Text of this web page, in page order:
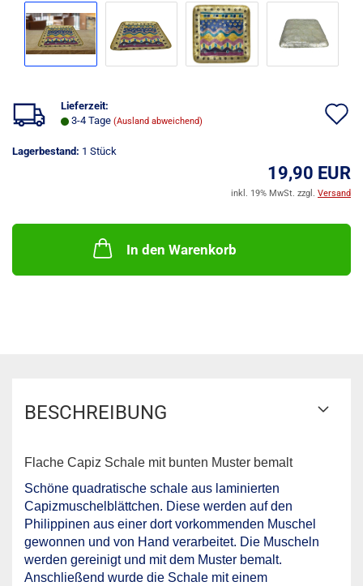
Lieferzeit:
3-4 Tage (Ausland abweichend)
Lagerbestand: 1 Stück
19,90 EUR
inkl. 19% MwSt. zzgl. Versand
In den Warenkorb
BESCHREIBUNG
Flache Capiz Schale mit bunten Muster bemalt
Schöne quadratische schale aus laminierten
Capizmuschelblättchen. Diese werden auf den
Philippinen aus einer dort vorkommenden Muschel
gewonnen und von Hand verarbeitet. Die Muscheln
werden gereinigt und mit dem Muster bemalt.
Anschließend wurde die Schale mit einem